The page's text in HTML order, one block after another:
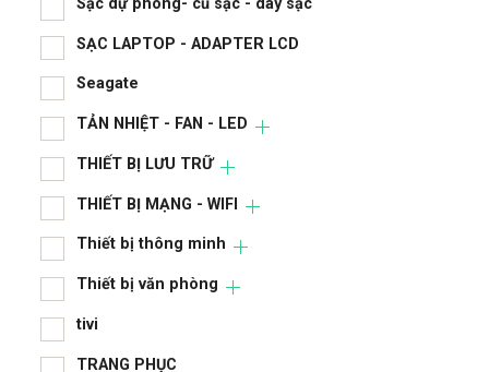
SẠC LAPTOP - ADAPTER LCD
Seagate
TẢN NHIỆT - FAN - LED
THIẾT BỊ LƯU TRỮ
THIẾT BỊ MẠNG - WIFI
Thiết bị thông minh
Thiết bị văn phòng
tivi
TRANG PHỤC